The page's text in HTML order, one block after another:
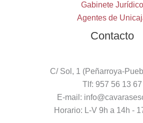
Gabinete Jurídico
Agentes de
Contacto
C/ Sol, 1 (Peñarroya-
Tlf: 957 56 13 67
E-mail:
Horario: L-V 9h a 14h -